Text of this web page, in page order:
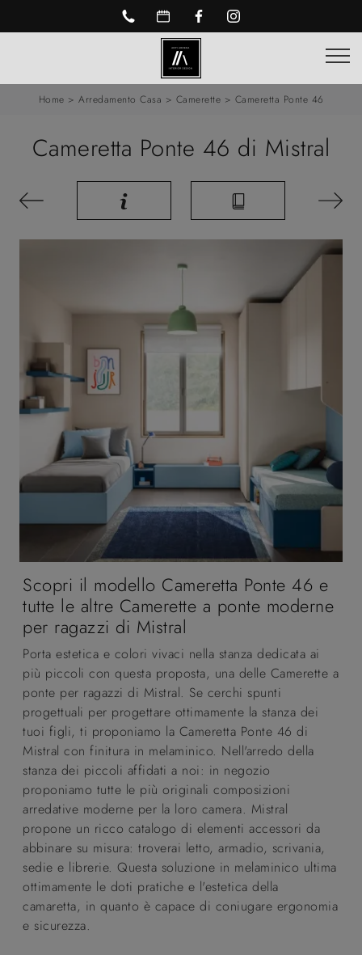
Home > Arredamento Casa > Camerette > Cameretta Ponte 46
Cameretta Ponte 46 di Mistral
Scopri il modello Cameretta Ponte 46 e
tutte le altre Camerette a ponte moderne
per ragazzi di Mistral
Porta estetica e colori vivaci nella stanza dedicata ai
più piccoli con questa proposta, una delle Camerette a
ponte per ragazzi di Mistral. Se cerchi spunti
progettuali per progettare ottimamente la stanza dei
tuoi figli, ti proponiamo la Cameretta Ponte 46 di
Mistral con finitura in melaminico. Nell'arredo della
stanza dei piccoli affidati a noi: in negozio
proponiamo tutte le più originali composizioni
arredative moderne per la loro camera. Mistral
propone un ricco catalogo di elementi accessori da
abbinare su misura: troverai letto, armadio, scrivania,
sedie e librerie. Questa soluzione in melaminico ultima
ottimamente le doti pratiche e l'estetica della
camaretta, in quanto è capace di coniugare ergonomia
e sicurezza.